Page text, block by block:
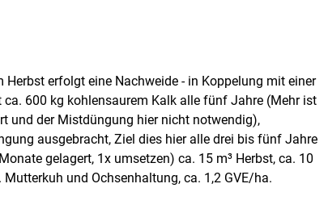
erfolgt eine Nachweide - in Koppelung mit einer
600 kg kohlensaurem Kalk alle fünf Jahre (Mehr ist
und der Mistdüngung hier nicht notwendig),
ausgebracht, Ziel dies hier alle drei bis fünf Jahre
gelagert, 1x umsetzen) ca. 15 m³ Herbst, ca. 10
und Ochsenhaltung, ca. 1,2 GVE/ha.